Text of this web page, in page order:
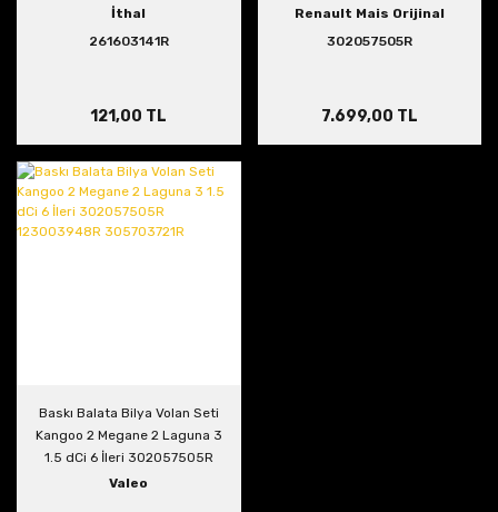
İthal
261603141R
121,00 TL
Renault Mais Orijinal
302057505R
7.699,00 TL
Baskı Balata Bilya Volan Seti
Kangoo 2 Megane 2 Laguna 3
1.5 dCi 6 İleri 302057505R
123003948R 305703721R
Valeo